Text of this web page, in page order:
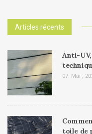
Articles récents
Anti-
07. Mai ,
toile de